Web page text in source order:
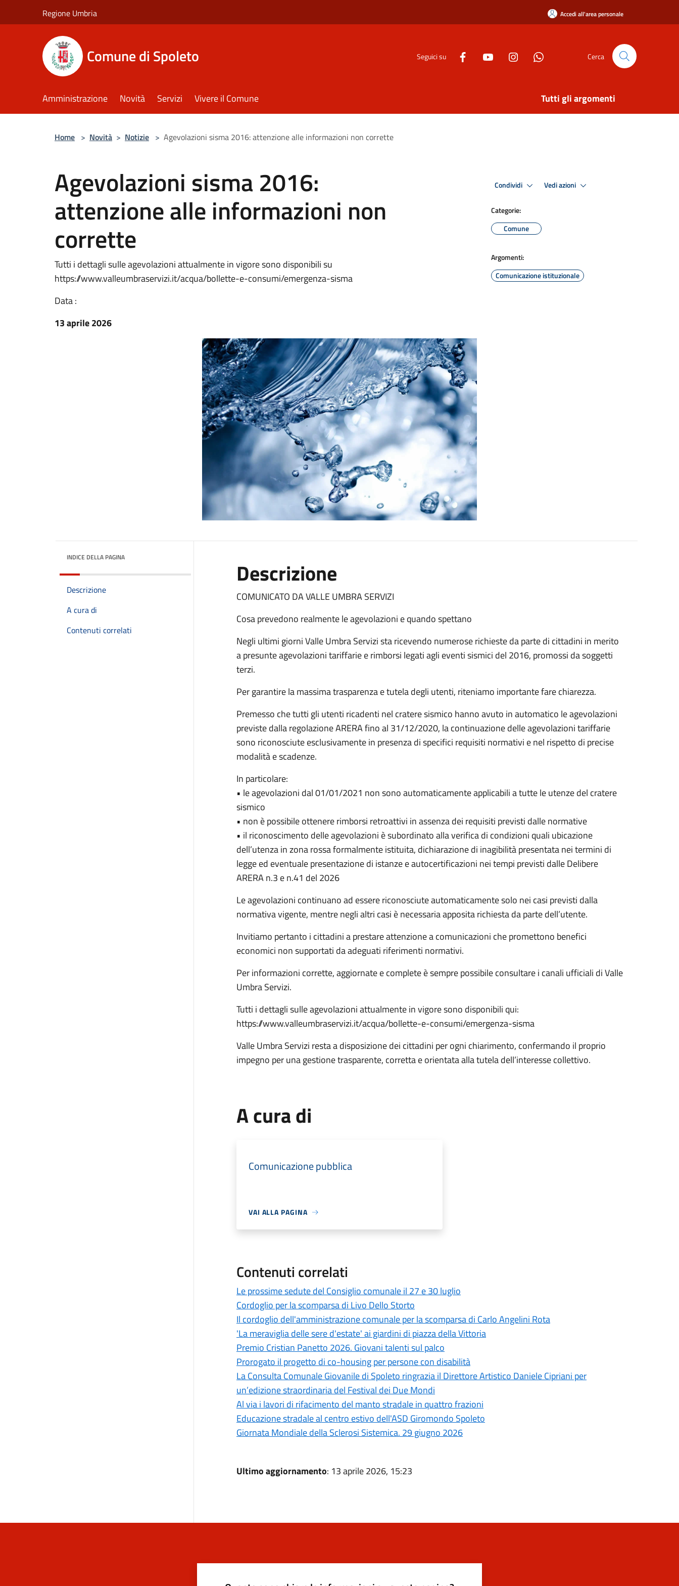
Regione Umbria Accedi all'area personale
Comune di Spoleto Seguici su Cerca
Amministrazione Novità Servizi Vivere il Comune Tutti gli argomenti
Home > Novità > Notizie > Agevolazioni sisma 2016: attenzione alle informazioni non corrette
Agevolazioni sisma 2016:
attenzione alle informazioni non
corrette
Tutti i dettagli sulle agevolazioni attualmente in vigore sono disponibili su
https://www.valleumbraservizi.it/acqua/bollette-e-consumi/emergenza-sisma
Data :
13 aprile 2026
Condividi Vedi azioni
Categorie:
Comune
Argomenti:
Comunicazione istituzionale
INDICE DELLA PAGINA
Descrizione
A cura di
Contenuti correlati
Descrizione
COMUNICATO DA VALLE UMBRA SERVIZI
Cosa prevedono realmente le agevolazioni e quando spettano
Negli ultimi giorni Valle Umbra Servizi sta ricevendo numerose richieste da parte di cittadini in merito
a presunte agevolazioni tariffarie e rimborsi legati agli eventi sismici del 2016, promossi da soggetti
terzi.
Per garantire la massima trasparenza e tutela degli utenti, riteniamo importante fare chiarezza.
Premesso che tutti gli utenti ricadenti nel cratere sismico hanno avuto in automatico le agevolazioni
previste dalla regolazione ARERA fino al 31/12/2020, la continuazione delle agevolazioni tariffarie
sono riconosciute esclusivamente in presenza di specifici requisiti normativi e nel rispetto di precise
modalità e scadenze.
In particolare:
• le agevolazioni dal 01/01/2021 non sono automaticamente applicabili a tutte le utenze del cratere
sismico
• non è possibile ottenere rimborsi retroattivi in assenza dei requisiti previsti dalle normative
• il riconoscimento delle agevolazioni è subordinato alla verifica di condizioni quali ubicazione
dell’utenza in zona rossa formalmente istituita, dichiarazione di inagibilità presentata nei termini di
legge ed eventuale presentazione di istanze e autocertificazioni nei tempi previsti dalle Delibere
ARERA n.3 e n.41 del 2026
Le agevolazioni continuano ad essere riconosciute automaticamente solo nei casi previsti dalla
normativa vigente, mentre negli altri casi è necessaria apposita richiesta da parte dell’utente.
Invitiamo pertanto i cittadini a prestare attenzione a comunicazioni che promettono benefici
economici non supportati da adeguati riferimenti normativi.
Per informazioni corrette, aggiornate e complete è sempre possibile consultare i canali ufficiali di Valle
Umbra Servizi.
Tutti i dettagli sulle agevolazioni attualmente in vigore sono disponibili qui:
https://www.valleumbraservizi.it/acqua/bollette-e-consumi/emergenza-sisma
Valle Umbra Servizi resta a disposizione dei cittadini per ogni chiarimento, confermando il proprio
impegno per una gestione trasparente, corretta e orientata alla tutela dell’interesse collettivo.
A cura di
Comunicazione pubblica
VAI ALLA PAGINA
Contenuti correlati
Le prossime sedute del Consiglio comunale il 27 e 30 luglio
Cordoglio per la scomparsa di Livo Dello Storto
Il cordoglio dell'amministrazione comunale per la scomparsa di Carlo Angelini Rota
'La meraviglia delle sere d'estate' ai giardini di piazza della Vittoria
Premio Cristian Panetto 2026. Giovani talenti sul palco
Prorogato il progetto di co-housing per persone con disabilità
La Consulta Comunale Giovanile di Spoleto ringrazia il Direttore Artistico Daniele Cipriani per
un’edizione straordinaria del Festival dei Due Mondi
Al via i lavori di rifacimento del manto stradale in quattro frazioni
Educazione stradale al centro estivo dell'ASD Giromondo Spoleto
Giornata Mondiale della Sclerosi Sistemica. 29 giugno 2026
Ultimo aggiornamento: 13 aprile 2026, 15:23